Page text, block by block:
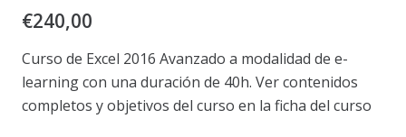
€240,00
Curso de Excel 2016 Avanzado a modalidad de e-
learning con una duración de 40h. Ver contenidos
completos y objetivos del curso en la ficha del curso